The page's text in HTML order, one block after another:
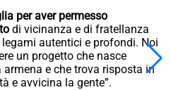
per aver permesso
di vicinanza e di fratellanza
autentici e profondi. Noi
un progetto che nasce
e che trova risposta in
e avvicina la gente”.